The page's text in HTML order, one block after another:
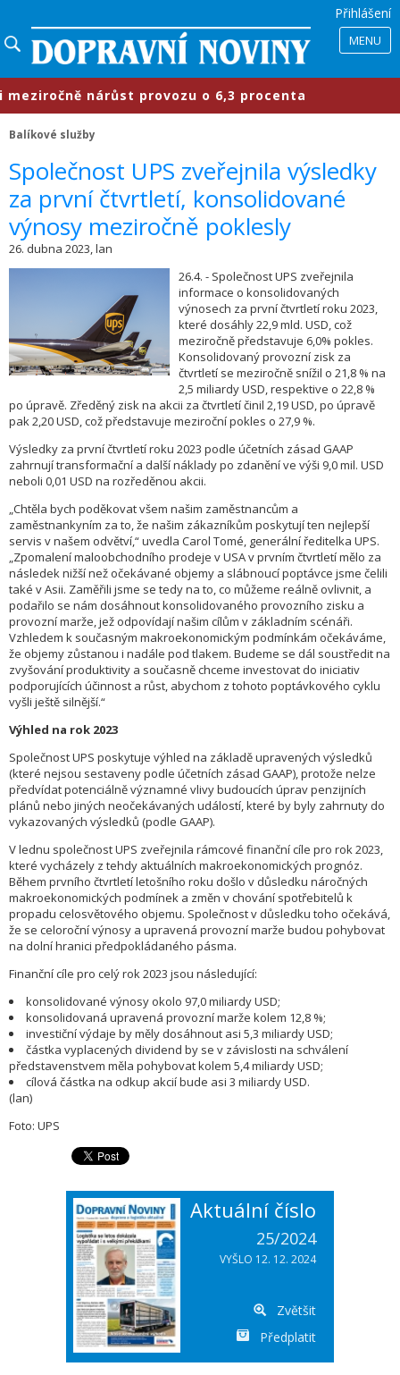
Přihlášení
MENU
nárůst provozu o 6,3 procenta
Balíkové služby
​Společnost UPS zveřejnila výsledky
za první čtvrtletí, konsolidované
výnosy meziročně poklesly
26. dubna 2023, lan
26.4. - Společnost UPS zveřejnila
informace o konsolidovaných
výnosech za první čtvrtletí roku 2023,
které dosáhly 22,9 mld. USD, což
meziročně představuje 6,0% pokles.
Konsolidovaný provozní zisk za
čtvrtletí se meziročně snížil o 21,8 % na
2,5 miliardy USD, respektive o 22,8 %
po úpravě. Zředěný zisk na akcii za čtvrtletí činil 2,19 USD, po úpravě
pak 2,20 USD, což představuje meziroční pokles o 27,9 %.
Výsledky za první čtvrtletí roku 2023 podle účetních zásad GAAP
zahrnují transformační a další náklady po zdanění ve výši 9,0 mil. USD
neboli 0,01 USD na rozředěnou akcii.
„Chtěla bych poděkovat všem našim zaměstnancům a
zaměstnankyním za to, že našim zákazníkům poskytují ten nejlepší
servis v našem odvětví,“ uvedla Carol Tomé, generální ředitelka UPS.
„Zpomalení maloobchodního prodeje v USA v prvním čtvrtletí mělo za
následek nižší než očekávané objemy a slábnoucí poptávce jsme čelili
také v Asii. Zaměřili jsme se tedy na to, co můžeme reálně ovlivnit, a
podařilo se nám dosáhnout konsolidovaného provozního zisku a
provozní marže, jež odpovídají našim cílům v základním scénáři.
Vzhledem k současným makroekonomickým podmínkám očekáváme,
že objemy zůstanou i nadále pod tlakem. Budeme se dál soustředit na
zvyšování produktivity a současně chceme investovat do iniciativ
podporujících účinnost a růst, abychom z tohoto poptávkového cyklu
vyšli ještě silnější.“
Výhled na rok 2023
Společnost UPS poskytuje výhled na základě upravených výsledků
(které nejsou sestaveny podle účetních zásad GAAP), protože nelze
předvídat potenciálně významné vlivy budoucích úprav penzijních
plánů nebo jiných neočekávaných událostí, které by byly zahrnuty do
vykazovaných výsledků (podle GAAP).
V lednu společnost UPS zveřejnila rámcové finanční cíle pro rok 2023,
které vycházely z tehdy aktuálních makroekonomických prognóz.
Během prvního čtvrtletí letošního roku došlo v důsledku náročných
makroekonomických podmínek a změn v chování spotřebitelů k
propadu celosvětového objemu. Společnost v důsledku toho očekává,
že se celoroční výnosy a upravená provozní marže budou pohybovat
na dolní hranici předpokládaného pásma.
Finanční cíle pro celý rok 2023 jsou následující:
konsolidované výnosy okolo 97,0 miliardy USD;
konsolidovaná upravená provozní marže kolem 12,8 %;
investiční výdaje by měly dosáhnout asi 5,3 miliardy USD;
částka vyplacených dividend by se v závislosti na schválení
představenstvem měla pohybovat kolem 5,4 miliardy USD;
cílová částka na odkup akcií bude asi 3 miliardy USD.
(lan)
Foto: UPS
Aktuální číslo
25/2024
VYŠLO 12. 12. 2024
Zvětšit
Předplatit